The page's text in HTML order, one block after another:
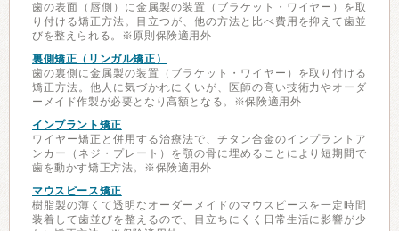
歯の表面（唇側）に金属製の装置（ブラケット・ワイヤー）を取
り付ける矯正方法。目立つが、他の方法と比べ費用を抑えて歯並
びを整えられる。※原則保険適用外
裏側矯正（リンガル矯正）
歯の裏側に金属製の装置（ブラケット・ワイヤー）を取り付ける
矯正方法。他人に気づかれにくいが、医師の高い技術力やオーダ
ーメイド作製が必要となり高額となる。※保険適用外
インプラント矯正
ワイヤー矯正と併用する治療法で、チタン合金のインプラントア
ンカー（ネジ・プレート）を顎の骨に埋めることにより短期間で
歯を動かす矯正方法。※保険適用外
マウスピース矯正
樹脂製の薄くて透明なオーダーメイドのマウスピースを一定時間
装着して歯並びを整えるので、目立ちにくく日常生活に影響が少